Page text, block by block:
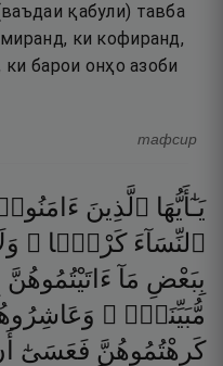
қабули) тавба
ки кофиранд,
барои онҳо азоби
тафсир
يَـٰٓأَيُّهَا ٱلَّذِينَ
ٱلنِّسَآءَ كَرْهًۭا ۖ
بِبَعْضِ مَآ ءَاتَيْتُمُوهُنَّ
مُّبَيِّنَةٍۢ ۚ
كَرِهْتُمُوهُنَّ فَعَسَىٰٓ